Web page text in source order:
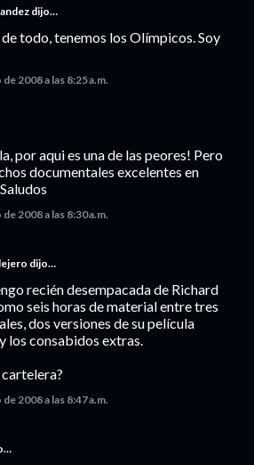
dijo…
de todo, tenemos los Olímpicos. Soy
2008 a las 8:25 a.m.
por aqui es una de las peores! Pero
documentales excelentes en
2008 a las 8:30 a.m.
dijo…
recién desempacada de Richard
seis horas de material entre tres
dos versiones de su película
los consabidos extras.
cartelera?
2008 a las 8:47 a.m.